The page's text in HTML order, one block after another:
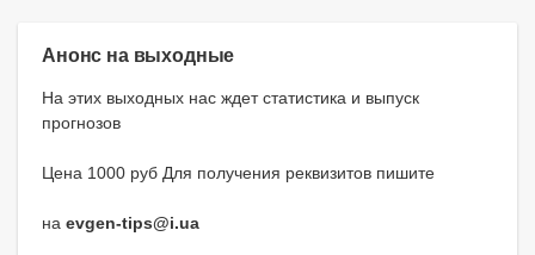
Анонс на выходные
На этих выходных нас ждет статистика и выпуск
прогнозов
Цена 1000 руб Для получения реквизитов пишите
на evgen-tips@i.ua